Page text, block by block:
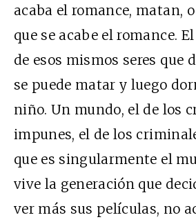
acaba el romance, matan,
que se acabe el romance.
de esos mismos seres que
se puede matar y luego
niño. Un mundo, el de los
impunes, el de los
que es singularmente el
vive la generación que
ver más sus películas, no